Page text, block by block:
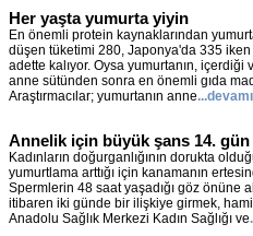
Her yaşta yumurta yiyin
En önemli protein kaynaklarından
düşen tüketimi 280, Japonya'da 335
adette kalıyor. Oysa yumurtanın,
anne sütünden sonra en önemli gıda
Araştırmacılar; yumurtanın anne...devamı
Annelik için büyük şans 14. gün
Kadınların doğurganlığının dorukta
yumurtlama arttığı için kanamanın
Spermlerin 48 saat yaşadığı göz önüne
itibaren iki günde bir ilişkiye girmek,
Anadolu Sağlık Merkezi Kadın Sağlığı ve